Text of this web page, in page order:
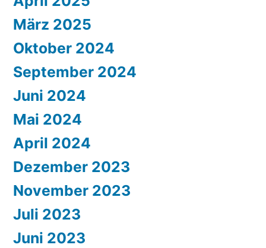
März 2025
Oktober 2024
September 2024
Juni 2024
Mai 2024
April 2024
Dezember 2023
November 2023
Juli 2023
Juni 2023